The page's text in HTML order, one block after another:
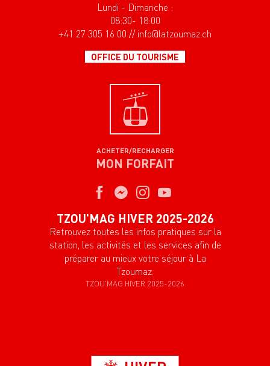
Lundi - Dimanche :
08:30- 18:00
+41 27 305 16 00 // info@latzoumaz.ch
OFFICE DU TOURISME
ACHETER/RECHARGER
MON FORFAIT
TZOU'MAG HIVER 2025-2026
Retrouvez toutes les infos pratiques sur la
station, les activités et les services afin de
préparer au mieux votre séjour à La
Tzoumaz.
TZOU'MAG HIVER 2025-2026